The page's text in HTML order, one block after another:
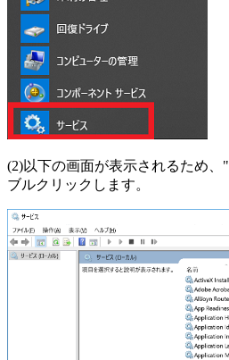
(2)以下の画面が表示されるため、"
ブルクリックします。